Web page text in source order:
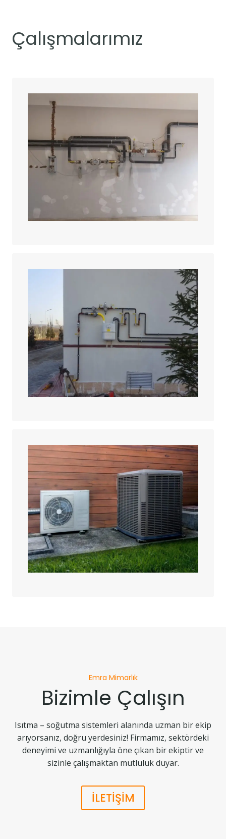
Çalışmalarımız
Emra Mimarlık
Bizimle Çalışın
Isıtma – soğutma sistemleri alanında uzman bir ekip
arıyorsanız, doğru yerdesiniz! Firmamız, sektördeki
deneyimi ve uzmanlığıyla öne çıkan bir ekiptir ve
sizinle çalışmaktan mutluluk duyar.
İLETİŞİM